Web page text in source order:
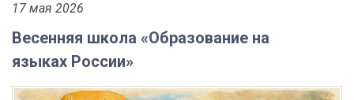
17 мая 2026
Весенняя школа «Образование на
языках России»